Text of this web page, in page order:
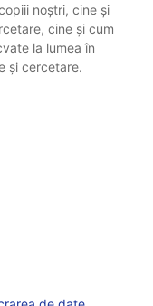
noștri, cine și
cine și cum
la lumea în
și cercetare.